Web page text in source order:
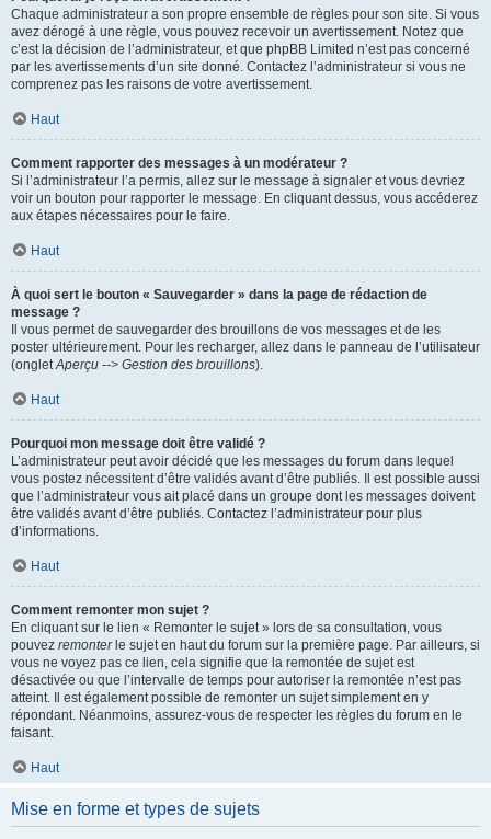
Chaque administrateur a son propre ensemble de règles pour son site. Si vous
avez dérogé à une règle, vous pouvez recevoir un avertissement. Notez que
c’est la décision de l’administrateur, et que phpBB Limited n’est pas concerné
par les avertissements d’un site donné. Contactez l’administrateur si vous ne
comprenez pas les raisons de votre avertissement.
Haut
Comment rapporter des messages à un modérateur ?
Si l’administrateur l’a permis, allez sur le message à signaler et vous devriez
voir un bouton pour rapporter le message. En cliquant dessus, vous accéderez
aux étapes nécessaires pour le faire.
Haut
À quoi sert le bouton « Sauvegarder » dans la page de rédaction de
message ?
Il vous permet de sauvegarder des brouillons de vos messages et de les
poster ultérieurement. Pour les recharger, allez dans le panneau de l’utilisateur
(ongletAperçu --> Gestion des brouillons).
Haut
Pourquoi mon message doit être validé ?
L’administrateur peut avoir décidé que les messages du forum dans lequel
vous postez nécessitent d’être validés avant d’être publiés. Il est possible aussi
que l’administrateur vous ait placé dans un groupe dont les messages doivent
être validés avant d’être publiés. Contactez l’administrateur pour plus
d’informations.
Haut
Comment remonter mon sujet ?
En cliquant sur le lien « Remonter le sujet » lors de sa consultation, vous
pouvez remonterle sujet en haut du forum sur la première page. Par ailleurs, si
vous ne voyez pas ce lien, cela signifie que la remontée de sujet est
désactivée ou que l’intervalle de temps pour autoriser la remontée n’est pas
atteint. Il est également possible de remonter un sujet simplement en y
répondant. Néanmoins, assurez-vous de respecter les règles du forum en le
faisant.
Haut
Mise en forme et types de sujets